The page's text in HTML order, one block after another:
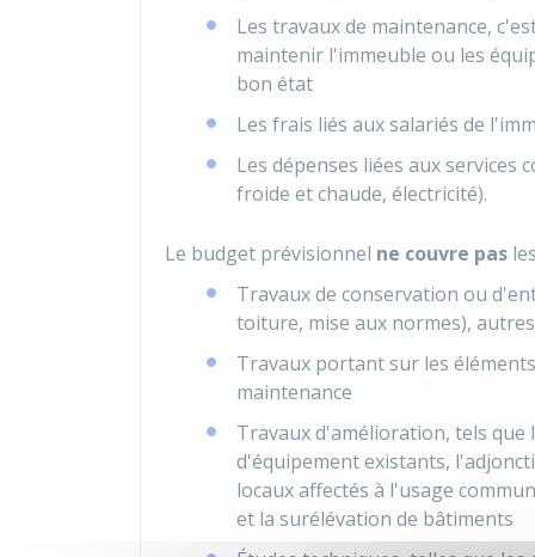
Les travaux de maintenance,
maintenir l'immeuble ou les
bon état
Les frais liés aux salariés de
Les dépenses liées aux services
froide et chaude, électricité).
Le budget prévisionnel ne couvre pas
Travaux de conservation ou
toiture, mise aux normes),
Travaux portant sur les
maintenance
Travaux d'amélioration, tels
d'équipement existants,
locaux affectés à l'usage
et la surélévation de bâtiments